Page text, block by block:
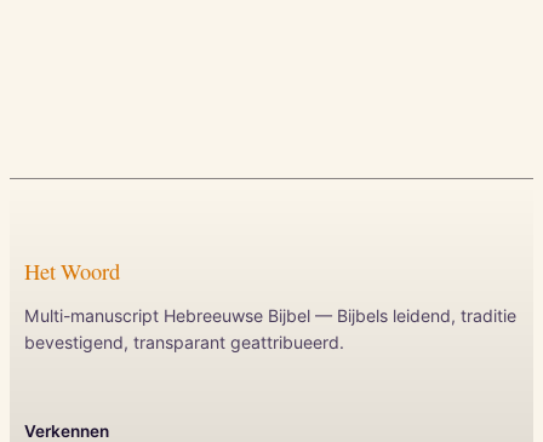
Het Woord
Multi-manuscript Hebreeuwse Bijbel — Bijbels leidend, traditie
bevestigend, transparant geattribueerd.
Verkennen